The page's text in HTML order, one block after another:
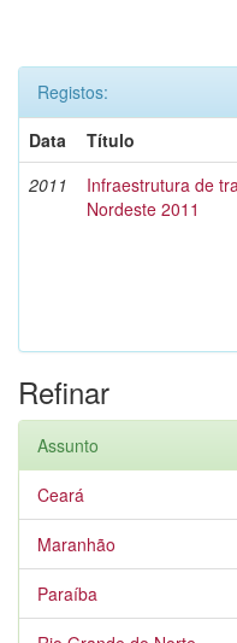
Registos:
Data
Título
2011
Infraestrutura de
Nordeste 2011
Refinar
Assunto
Ceará
Maranhão
Paraíba